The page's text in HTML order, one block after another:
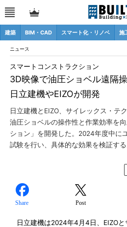
建築 BIM・CAD スマート化・リノベ 施
ニュース
3D映像で油圧ショベル遠隔
日立建機やEIZOが開発
スマートコンストラクション
日立建機とEIZO、サイレックス・テ
油圧ショベルの操作性と作業効率を
ション」を開発した。2024年度中に
試験を行い、具体的な効果を検証する
Share Post
日立建機は2024年4月4日、EIZOと